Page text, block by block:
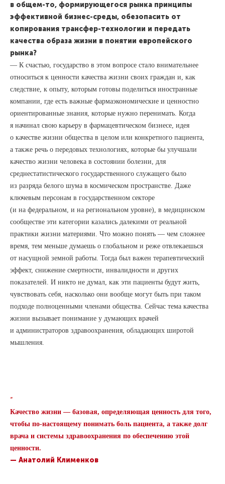
в общем-то, формирующегося рынка принципы
эффективной бизнес-среды, обезопасить от
копирования трансфер-технологии и передать
качества образа жизни в понятии европейского
рынка?
— К счастью, государство в этом вопросе стало внимательнее
относиться к ценности качества жизни своих граждан и, как
следствие, к опыту, которым готовы поделиться иностранные
компании, где есть важные фармаэкономические и ценностно
ориентированные знания, которые нужно перенимать. Когда
я начинал свою карьеру в фармацевтическом бизнесе, идея
о качестве жизни общества в целом или конкретного пациента,
а также речь о передовых технологиях, которые бы улучшали
качество жизни человека в состоянии болезни, для
среднестатистического государственного служащего было
из разряда белого шума в космическом пространстве. Даже
ключевым персонам в государственном секторе
(и на федеральном, и на региональном уровне), в медицинском
сообществе эти категории казались далекими от реальной
практики жизни материями. Что можно понять — чем сложнее
время, тем меньше думаешь о глобальном и реже отвлекаешься
от насущной земной работы. Тогда был важен терапевтический
эффект, снижение смертности, инвалидности и других
показателей. И никто не думал, как эти пациенты будут жить,
чувствовать себя, насколько они вообще могут быть при таком
подходе полноценными членами общества. Сейчас тема качества
жизни вызывает понимание у думающих врачей
и администраторов здравоохранения, обладающих широтой
мышления.
“
Качество жизни — базовая, определяющая ценность для того,
чтобы по-настоящему понимать боль пациента, а также долг
врача и системы здравоохранения по обеспечению этой
ценности.
— Анатолий Клименков